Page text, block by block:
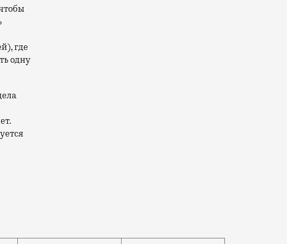
где
одну
на соотношении средних цен на квартиры и зарплат в 85